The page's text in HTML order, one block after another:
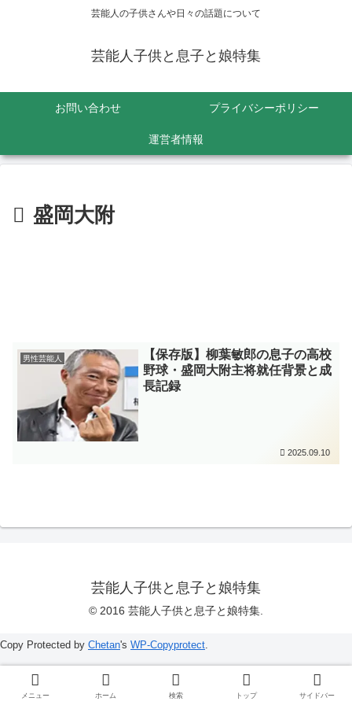
芸能人の子供さんや日々の話題について
芸能人子供と息子と娘特集
お問い合わせ プライバシーポリシー
運営者情報
盛岡大附
男性芸能人
【保存版】柳葉敏郎の息子の高校
野球・盛岡大附主将就任背景と成
長記録
2025.09.10
芸能人子供と息子と娘特集
© 2016 芸能人子供と息子と娘特集.
メニュー ホーム 検索 トップ サイドバー
Copy Protected by Chetan's WP-Copyprotect